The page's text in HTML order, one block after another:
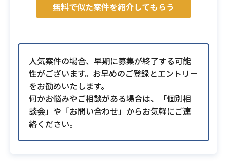
無料で似た案件を紹介してもらう
人気案件の場合、早期に募集が終了する可能
性がございます。お早めのご登録とエントリー
をお勧めいたします。
何かお悩みやご相談がある場合は、「個別相
談会」や「お問い合わせ」からお気軽にご連
絡ください。